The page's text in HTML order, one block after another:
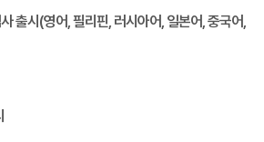
출시(영어, 필리핀, 러시아어, 일본어, 중국어,